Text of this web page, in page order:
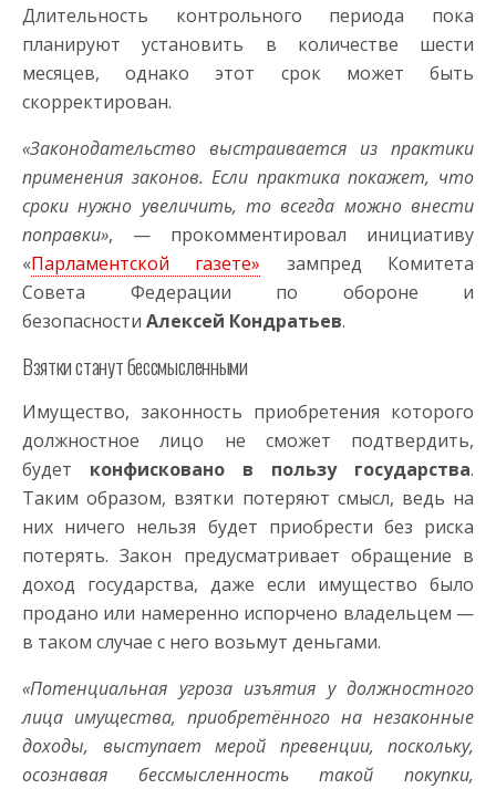
Длительность контрольного периода пока
планируют установить в количестве шести
месяцев, однако этот срок может быть
скорректирован.
«Законодательство выстраивается из практики
применения законов. Если практика покажет, что
сроки нужно увеличить, то всегда можно внести
поправки», — прокомментировал инициативу
«Парламентской газете» зампред Комитета
Совета Федерации по обороне и
безопасности Алексей Кондратьев.
Взятки станут бессмысленными
Имущество, законность приобретения которого
должностное лицо не сможет подтвердить,
будет конфисковано в пользу государства.
Таким образом, взятки потеряют смысл, ведь на
них ничего нельзя будет приобрести без риска
потерять. Закон предусматривает обращение в
доход государства, даже если имущество было
продано или намеренно испорчено владельцем —
в таком случае с него возьмут деньгами.
«Потенциальная угроза изъятия у должностного
лица имущества, приобретённого на незаконные
доходы, выступает мерой превенции, поскольку,
осознавая бессмысленность такой покупки,